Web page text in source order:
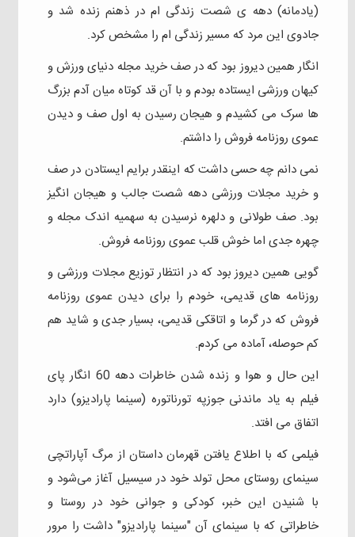
(یادمانه) دهه ی شصت زندگی ام در ذهنم زنده شد و
جادوی این مرد که مسیر زندگی ام را مشخص کرد.
انگار همین دیروز بود که در صف خرید مجله دنیای ورزش و
کیهان ورزشی ایستاده بودم و با آن قد کوتاه میان آدم بزرگ
ها سرک می کشیدم و هیجان رسیدن به اول صف و دیدن
عموی روزنامه فروش را داشتم.
نمی دانم چه حسی داشت که اینقدر برایم ایستادن در صف
و خرید مجلات ورزشی دهه شصت جالب و هیجان انگیز
بود. صف طولانی و دلهره نرسیدن به سهمیه اندک مجله و
چهره جدی اما خوش قلب عموی روزنامه فروش.
گویی همین دیروز بود که در انتظار توزیع مجلات ورزشی و
روزنامه های قدیمی، خودم را برای دیدن عموی روزنامه
فروش که در گرما و اتاقکی قدیمی، بسیار جدی و شاید هم
کم حوصله، آماده می کردم.
این حال و هوا و زنده شدن خاطرات دهه 60 انگار پای
فیلم به یاد ماندنی جوزپه تورناتوره (سینما پارادیزو) دارد
اتفاق می افتد.
فیلمی که با اطلاع یافتن قهرمان داستان از مرگ آپاراتچی
سینمای روستای محل تولد خود در سیسیل آغاز می‌شود و
با شنیدن این خبر، کودکی و جوانی خود در روستا و
خاطراتی که با سینمای آن "سینما پارادیزو" داشت را مرور